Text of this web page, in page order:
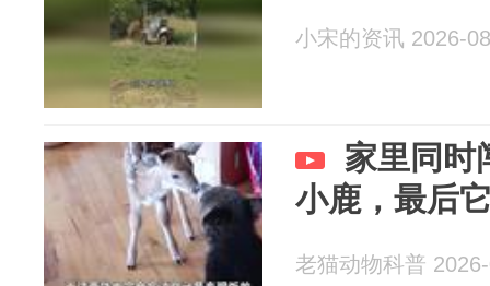
小宋的资讯 2026-
家里同时
小鹿，最后
老猫动物科普